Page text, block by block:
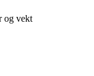
og vekt